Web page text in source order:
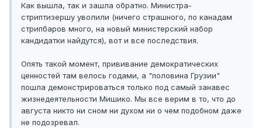
Как вышла, так и зашла обратно. Министра-
стриптизершу уволили (ничего страшного, по канадам
стрипбаров много, на новый министерский набор
кандидатки найдутся), вот и все последствия.
Опять такой момент, прививание демократических
ценностей там велось годами, а "половина Грузии"
пошла демонстрироваться только под самый занавес
жизнедеятельности Мишико. Мы все верим в то, что до
августа никто ни сном ни духом ни о чем подобном даже
не подозревал.